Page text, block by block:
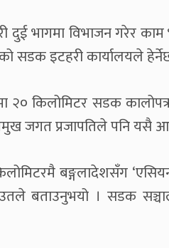
दुई भागमा विभाजन गरेर
सडक इटहरी कार्यालयले
२० किलोमिटर सडक
जगत प्रजापतिले पनि यसै
बङ्गलादेशसँग
बताउनुभयो । सडक